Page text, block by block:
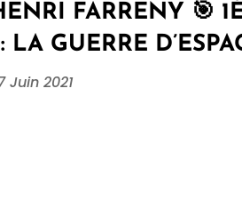
FARRENY 🎯
GUERRE
Juin 2021